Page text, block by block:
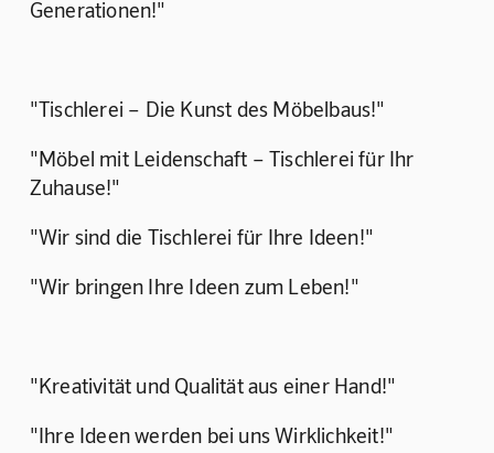
Generationen!"
"Tischlerei – Die Kunst des Möbelbaus!"
"Möbel mit Leidenschaft – Tischlerei für Ihr
Zuhause!"
"Wir sind die Tischlerei für Ihre Ideen!"
"Wir bringen Ihre Ideen zum Leben!"
"Kreativität und Qualität aus einer Hand!"
"Ihre Ideen werden bei uns Wirklichkeit!"